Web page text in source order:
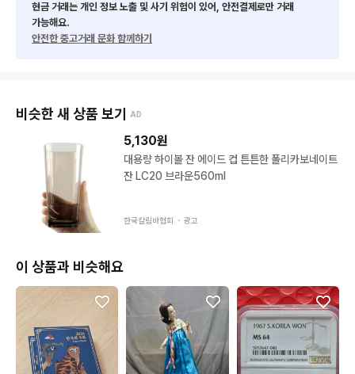
현금 거래는 개인 정보 노출 및 사기 위험이 있어, 안전결제로만 거래
가능해요.
안전한 중고거래 문화 함께하기
비슷한 새 상품 보기 AD
5,130원
대용량 하이볼 잔 에이드 컵 튼튼한 폴리카보네이트
잔 LC20 브라운560ml
한국칼림바협회 ・ 광고
이 상품과 비슷해요